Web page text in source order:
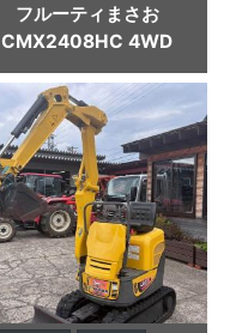
フルーティまさお
CMX2408HC 4WD